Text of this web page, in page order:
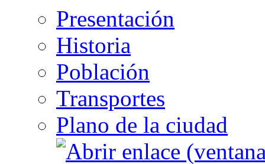
Presentación
Historia
Población
Transportes
Plano de la ciudad